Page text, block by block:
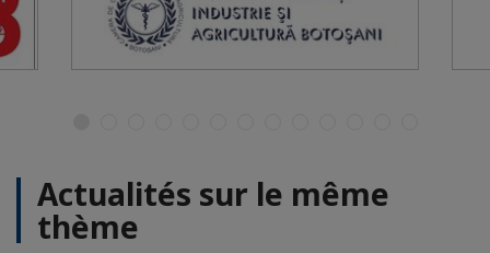
Actualités sur le même
thème